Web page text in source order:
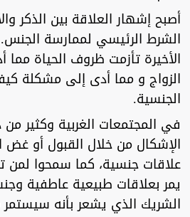
أصبح إشهار العلاقة بين الذكر
الشرط الرئيسي لممارسة
الأخيرة تأزمت ظروف الحياة
الزواج و مما أدى إلى مشكلة
الجنسية.
في المجتمعات الغربية وكثير
الإشكال من خلال القبول أو غض
علاقات جنسية، كما سمحوا لمن
يمر بعلاقات طبيعية عاطفية
الشريك الذي يشعر بأنه